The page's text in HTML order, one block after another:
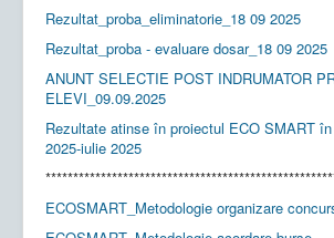
Rezultat_proba_eliminatorie_18 09 2025
Rezultat_proba - evaluare dosar_18 09 2025
ANUNT SELECTIE POST INDRUMATOR
ELEVI_09.09.2025
Rezultate atinse în proiectul ECO SMART
2025-iulie 2025
ECOSMART_Metodologie organizare